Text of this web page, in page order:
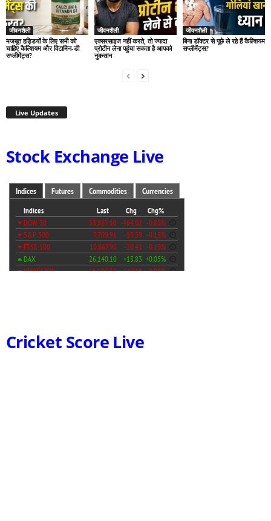
जीवनशैली
मजबूत हड्डियों के लिए सभी को
चाहिए कैल्शियम और विटामिन-डी
सप्लीमेंट्स?
जीवनशैली
एक्सरसाइज नहीं करते, तो ज्यादा
प्रोटीन लेना पहुंचा सकता है आपको
नुकसान
जीवनशैली
बिना डॉक्टर से पूछे ले रहे हैं कैल्शियम
सप्लीमेंट्स?
Live Updates
Stock Exchange Live
Cricket Score Live